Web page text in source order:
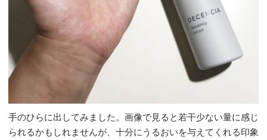
手のひらに出してみました。画像で見ると若干少ない量に感じ
られるかもしれませんが、十分にうるおいを与えてくれる印象